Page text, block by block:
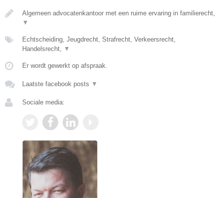
Algemeen advocatenkantoor met een ruime ervaring in familierecht,
▼
Echtscheiding, Jeugdrecht, Strafrecht, Verkeersrecht,
Handelsrecht, ▼
Er wordt gewerkt op afspraak.
Laatste facebook posts ▼
Sociale media: